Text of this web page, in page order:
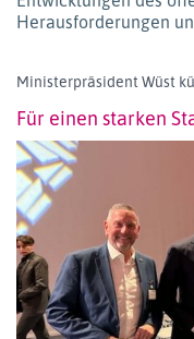
Herausforderungen
Ministerpräsident Wüst
Für einen starken